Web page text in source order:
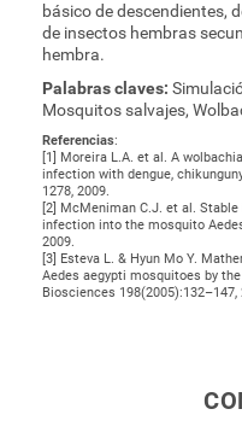
básico de descendientes,
de insectos hembras
hembra.
Palabras claves:
Mosquitos salvajes,
Referencias:
[1] Moreira L.A. et al. A
infection with dengue,
1278, 2009.
[2] McMeniman C.J. et al.
infection into the mosquito
2009.
[3] Esteva L. & Hyun Mo Y.
Aedes aegypti mosquitoes by
Biosciences 198(2005):132–147,